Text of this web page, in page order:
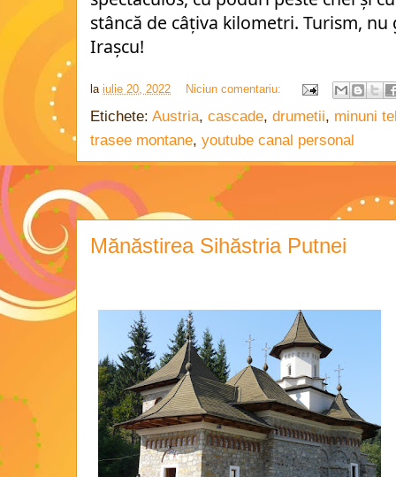
stâncă de câțiva kilometri. Turism,
Irașcu!
la iulie 20, 2022 Niciun comentariu:
Etichete: Austria, cascade, drumetii, minuni
trasee montane, youtube canal personal
Mănăstirea Sihăstria Putnei